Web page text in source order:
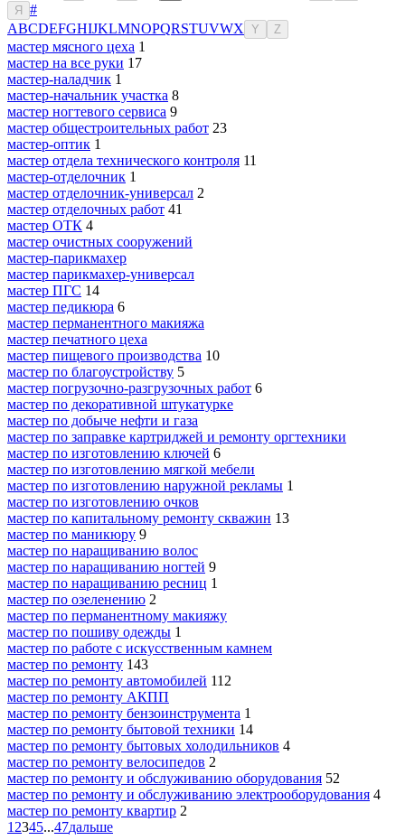
Я
#
ABCDEFGHIJKLMNOPQRSTUVWX Y Z
мастер мясного цеха 1
мастер на все руки 17
мастер-наладчик 1
мастер-начальник участка 8
мастер ногтевого сервиса 9
мастер общестроительных работ 23
мастер-оптик 1
мастер отдела технического контроля 11
мастер-отделочник 1
мастер отделочник-универсал 2
мастер отделочных работ 41
мастер ОТК 4
мастер очистных сооружений
мастер-парикмахер
мастер парикмахер-универсал
мастер ПГС 14
мастер педикюра 6
мастер перманентного макияжа
мастер печатного цеха
мастер пищевого производства 10
мастер по благоустройству 5
мастер погрузочно-разгрузочных работ 6
мастер по декоративной штукатурке
мастер по добыче нефти и газа
мастер по заправке картриджей и ремонту оргтехники
мастер по изготовлению ключей 6
мастер по изготовлению мягкой мебели
мастер по изготовлению наружной рекламы 1
мастер по изготовлению очков
мастер по капитальному ремонту скважин 13
мастер по маникюру 9
мастер по наращиванию волос
мастер по наращиванию ногтей 9
мастер по наращиванию ресниц 1
мастер по озеленению 2
мастер по перманентному макияжу
мастер по пошиву одежды 1
мастер по работе с искусственным камнем
мастер по ремонту 143
мастер по ремонту автомобилей 112
мастер по ремонту АКПП
мастер по ремонту бензоинструмента 1
мастер по ремонту бытовой техники 14
мастер по ремонту бытовых холодильников 4
мастер по ремонту велосипедов 2
мастер по ремонту и обслуживанию оборудования 52
мастер по ремонту и обслуживанию электрооборудования 4
мастер по ремонту квартир 2
1 2345...47дальше